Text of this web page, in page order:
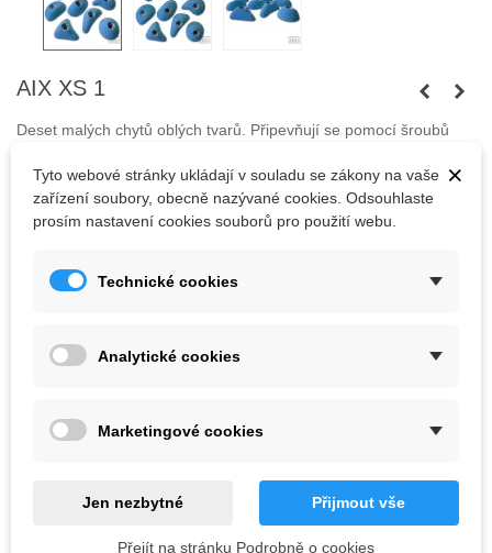
AIX XS 1
Deset malých chytů oblých tvarů. Připevňují se pomocí šroubů
jsou vhodné i pro použití jako velké stupy.
Šrouby nejsou součástí balení.
1 134,38 Kč
Barva
Vyprodáno
Informujte mě, až bude k dispozici
×
Tyto webové stránky ukládají v souladu se zákony na vaše
zařízení soubory, obecně nazývané cookies. Odsouhlaste
prosím nastavení cookies souborů pro použití webu.
Technické cookies
Analytické cookies
Marketingové cookies
Jen nezbytné Přijmout vše
Přejít na stránku Podrobně o cookies